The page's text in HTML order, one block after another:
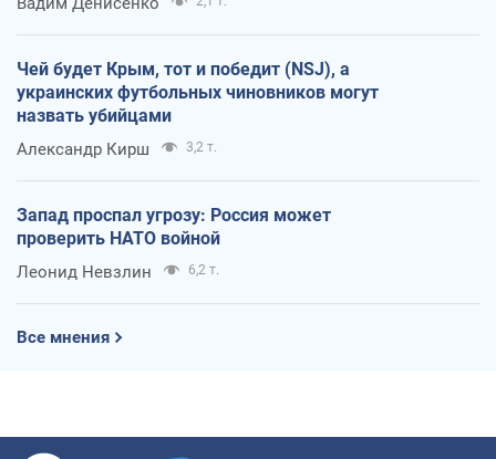
Чей будет Крым, тот и победит (NSJ), а
украинских футбольных чиновников могут
назвать убийцами
Александр Кирш 3,2 т.
Запад проспал угрозу: Россия может
проверить НАТО войной
Леонид Невзлин 6,2 т.
Все мнения